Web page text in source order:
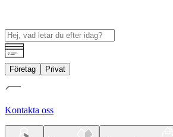
Företag Privat
Kontakta oss